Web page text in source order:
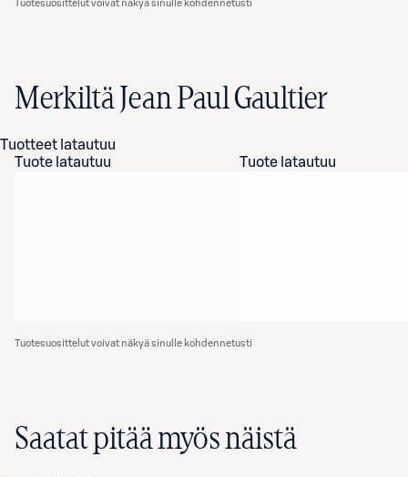
Tuotesuosittelut voivat näkyä sinulle kohdennetusti
Merkiltä Jean Paul Gaultier
Tuotteet latautuu
Tuote latautuu
Tuote latautuu
Tuotesuosittelut voivat näkyä sinulle kohdennetusti
Saatat pitää myös näistä